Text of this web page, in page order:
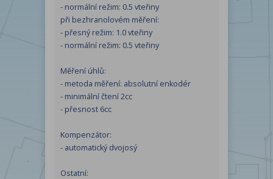
- normální režim: 0.5 vteřiny
při bezhranolovém měření:
- přesný režim: 1.0 vteřiny
- normální režim: 0.5 vteřiny
Měření úhlů:
- metoda měření: absolutní enkodér
- minimální čtení 2cc
- přesnost 6cc
Kompenzátor:
- automatický dvojosý
Ostatní: